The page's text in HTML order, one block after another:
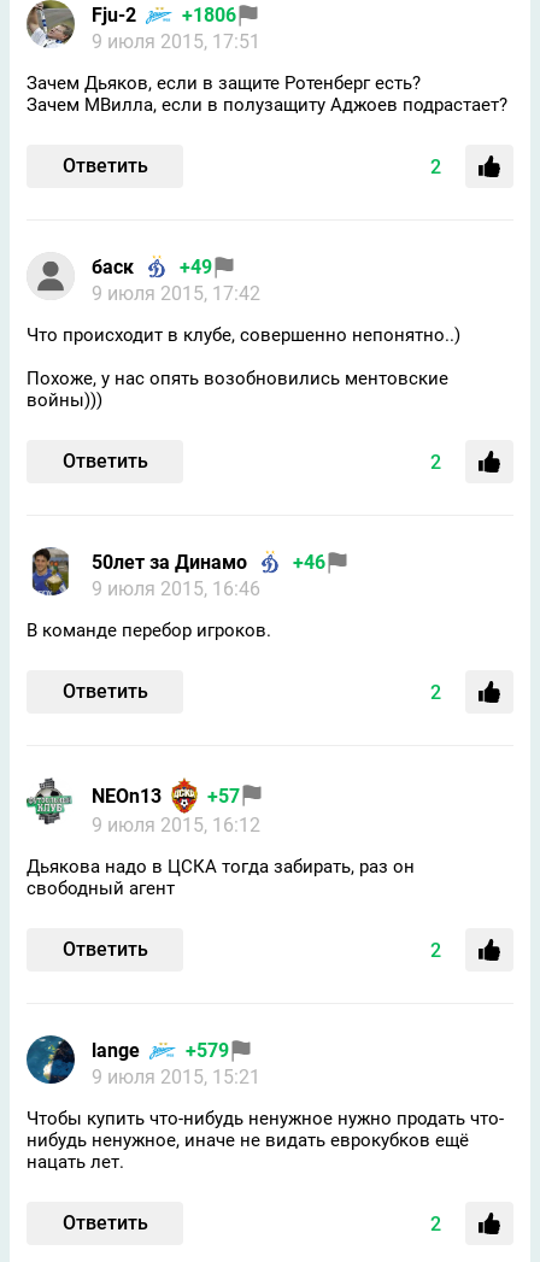
Fju-2
+1806
9 июля 2015, 17:51
Зачем Дьяков, если в защите Ротенберг есть?
Зачем МВилла, если в полузащиту Аджоев подрастает?
Ответить 2
баск
+49
9 июля 2015, 17:42
Что происходит в клубе, совершенно непонятно..)
Похоже, у нас опять возобновились ментовские
войны)))
Ответить 2
50лет за Динамо
+46
9 июля 2015, 16:46
В команде перебор игроков.
Ответить 2
NEOn13
+57
9 июля 2015, 16:12
Дьякова надо в ЦСКА тогда забирать, раз он
свободный агент
Ответить 2
lange
+579
9 июля 2015, 15:21
Чтобы купить что-нибудь ненужное нужно продать что-
нибудь ненужное, иначе не видать еврокубков ещё
нацать лет.
Ответить 2